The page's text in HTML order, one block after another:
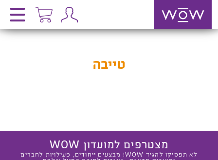
טייבה
מצטרפים למועדון WOW
לא תפסיקו להגיד WOW! מבצעים ייחודים, פעילויות לחברים